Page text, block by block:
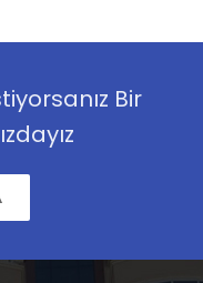
Bir